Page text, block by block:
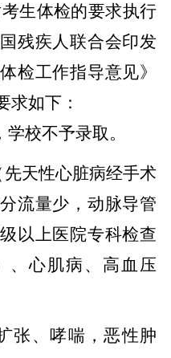
生体检的要求执行
残疾人联合会印发
检工作指导意见》
求如下：
校不予录取。
天性心脏病经手术
流量少，动脉导管
以上医院专科检查
、心肌病、高血压
张、哮喘，恶性肿